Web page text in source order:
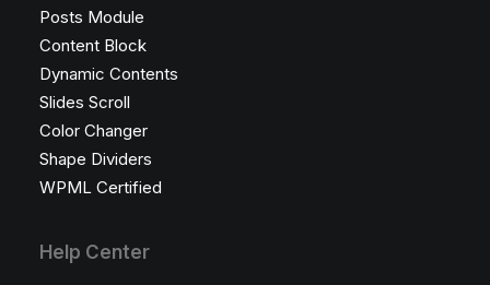
Posts Module
Content Block
Dynamic Contents
Slides Scroll
Color Changer
Shape Dividers
WPML Certified
Help Center